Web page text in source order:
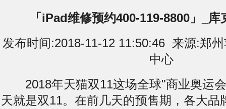
「iPad维修预约400-119-8800」_
发布时间:2018-11-12 11:50:46 来源:郑
中心
2018年天猫双11这场全球"商业奥运
天就是双11。在前几天的预售期，各大品